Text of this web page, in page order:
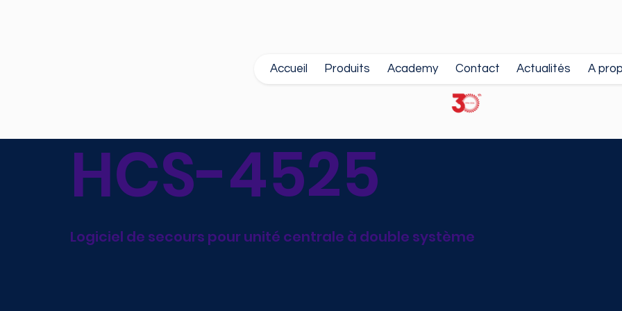
Accueil Produits Academy Contact Actualités A
HCS-4525
Logiciel de secours pour unité centrale à double système